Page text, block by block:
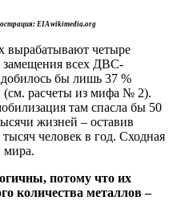
EIA wikimedia.org
вырабатывают четыре
замещения всех ДВС-
бы лишь 37 %
(см. расчеты из мифа № 2).
там спасла бы 50
жизней – оставив
человек в год. Сходная
мира.
потому что их
количества металлов –